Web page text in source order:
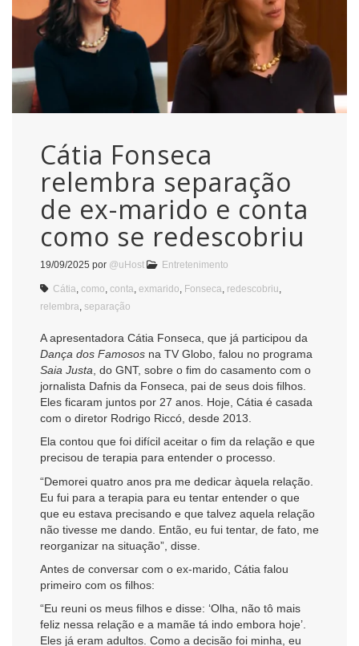
Cátia Fonseca
relembra separação
de ex-marido e conta
como se redescobriu
19/09/2025 por @uHost Entretenimento
Cátia como conta exmarido Fonseca redescobriu
relembra separação
A apresentadora Cátia Fonseca, que já participou da
Dança dos Famosos na TV Globo, falou no programa
Saia Justa , do GNT, sobre o fim do casamento com o
jornalista Dafnis da Fonseca, pai de seus dois filhos.
Eles ficaram juntos por 27 anos. Hoje, Cátia é casada
com o diretor Rodrigo Riccó, desde 2013.
Ela contou que foi difícil aceitar o fim da relação e que
precisou de terapia para entender o processo.
“Demorei quatro anos pra me dedicar àquela relação.
Eu fui para a terapia para eu tentar entender o que
que eu estava precisando e que talvez aquela relação
não tivesse me dando. Então, eu fui tentar, de fato, me
reorganizar na situação”, disse.
Antes de conversar com o ex-marido, Cátia falou
primeiro com os filhos:
“Eu reuni os meus filhos e disse: ‘Olha, não tô mais
feliz nessa relação e a mamãe tá indo embora hoje’.
Eles já eram adultos. Como a decisão foi minha, eu